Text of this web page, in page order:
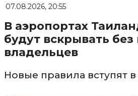
07.08.2026, 20:55
В аэропортах
будут вскрывать без
владельцев
Новые правила вступят